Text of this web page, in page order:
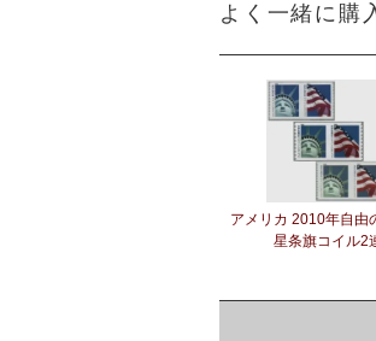
よく一緒に購
アメリカ 2010年自由
星条旗コイル2